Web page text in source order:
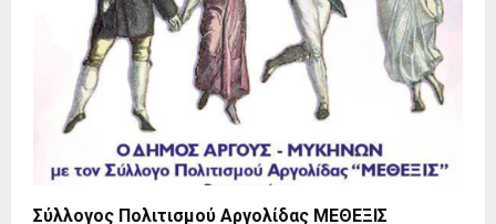
Σύλλογος Πολιτισμού Αργολίδας ΜΕΘΕΞΙΣ